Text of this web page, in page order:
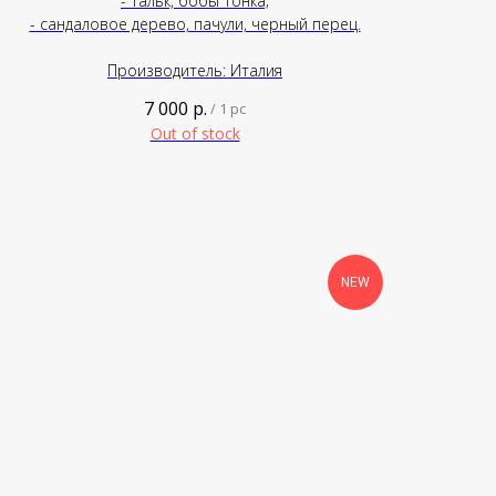
- сандаловое дерево, пачули, черный перец.
Производитель: Италия
7 000 р. / 1 pc
Out of stock
NEW